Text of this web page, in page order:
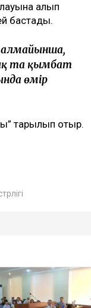
алып
бастады.
та қымбат
өмір
тарылып отыр.